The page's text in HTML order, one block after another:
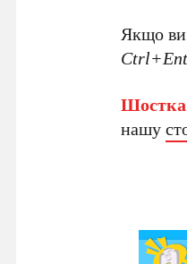
Якщо ви
нашу